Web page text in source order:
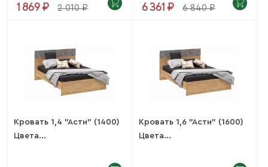
1 869 ₽ 2 010 ₽ 6 361 ₽ 6 840 ₽
Кровать 1,4 "Асти" (1400)
Цвета...
Кровать 1,6 "Асти" (1600)
Цвета...